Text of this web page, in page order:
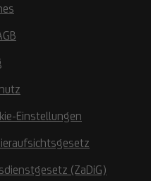
Einstellungen
(ZaDiG)